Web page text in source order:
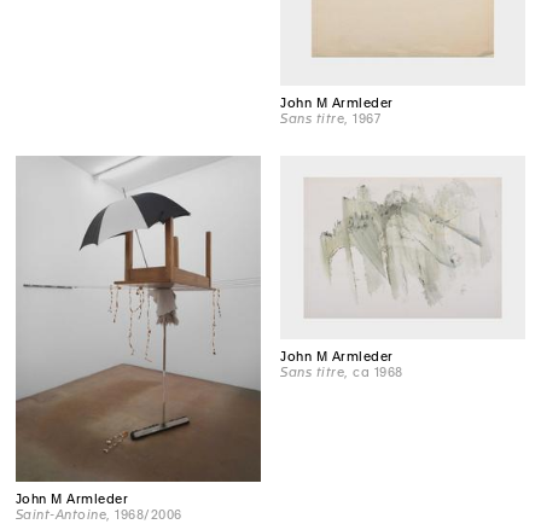
John M Armleder
Sans titre , 1967
John M Armleder
Saint-Antoine , 1968/2006
John M Armleder
Sans titre , ca 1968